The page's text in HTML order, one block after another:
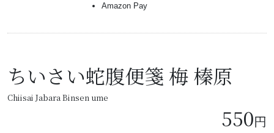
Amazon Pay
ちいさい蛇腹便箋 梅 榛原
Chiisai Jabara Binsen ume
550円